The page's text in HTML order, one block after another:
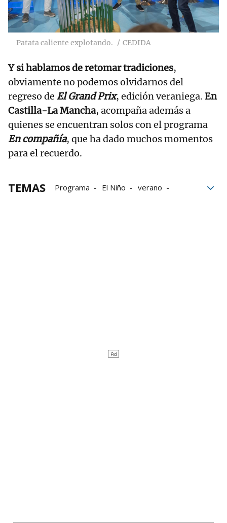
Patata caliente explotando. CEDIDA
Y si hablamos de retomar tradiciones,
obviamente no podemos olvidarnos del
regreso de El Grand Prix, edición veraniega. En
Castilla-La Mancha, acompaña además a
quienes se encuentran solos con el programa
En compañía, que ha dado muchos momentos
para el recuerdo.
TEMAS Programa El Niño
verano